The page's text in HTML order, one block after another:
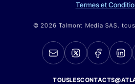
Termes et
© 2026 Talmont Media SAS.